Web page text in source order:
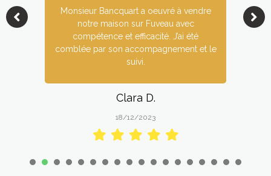
Monsieur Bancquart a oeuvré à vendre
notre maison sur Fuveau avec
compétence et efficacité. J’ai été
comblée par son accompagnement et le
suivi.
Clara D.
18/12/2023
1 2 3 4 5 6 7 8 9
1
1